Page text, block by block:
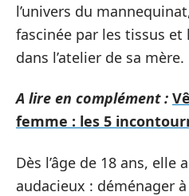
l’univers du
fascinée par les tissus et
dans l’atelier de sa mère.
A lire en complément :
femme : les 5
Dès l’âge de 18 ans, elle
audacieux : déménager